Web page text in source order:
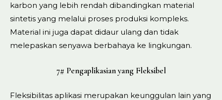
karbon yang lebih rendah dibandingkan material
sintetis yang melalui proses produksi kompleks.
Material ini juga dapat didaur ulang dan tidak
melepaskan senyawa berbahaya ke lingkungan.
7# Pengaplikasian yang Fleksibel
Fleksibilitas aplikasi merupakan keunggulan lain yang